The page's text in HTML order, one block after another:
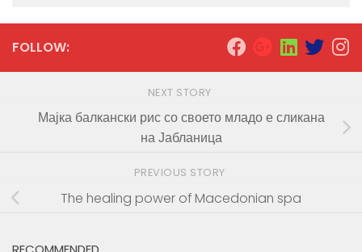
FOLLOW:
NEXT STORY
Мајка балкански рис со своето младо е сликана
на Јабланица
PREVIOUS STORY
The healing power of Macedonian spa